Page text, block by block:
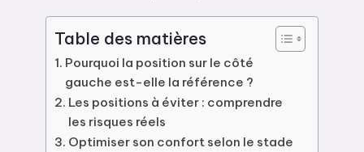
Table des matières
Pourquoi la position sur le côté
gauche est-elle la référence ?
Les positions à éviter : comprendre
les risques réels
Optimiser son confort selon le stade